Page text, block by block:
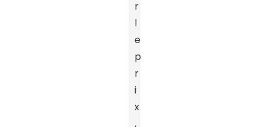
r
l
e
p
r
i
x
,